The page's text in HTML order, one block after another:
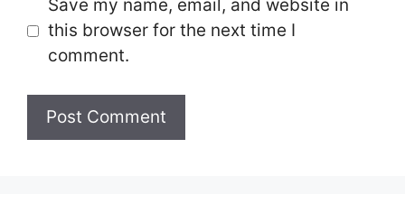
Save my name, email, and website in
this browser for the next time I
comment.